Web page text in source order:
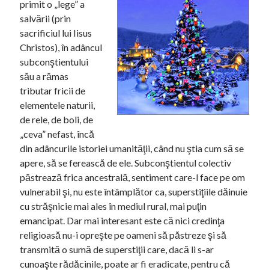
r
o
r
primit o „lege” a
salvării (prin
sacrificiul lui Iisus
Christos), în adâncul
subconştientului
său a rămas
tributar fricii de
elementele naturii,
de rele, de boli, de
„ceva” nefast, încă
din adâncurile istoriei umanităţii, când nu ştia cum să se
apere, să se ferească de ele. Subconştientul colectiv
păstrează frica ancestrală, sentiment care-l face pe om
vulnerabil şi, nu este întâmplător ca, superstiţiile dăinuie
cu străşnicie mai ales în mediul rural, mai puţin
emancipat. Dar mai interesant este că nici credinţa
religioasă nu-i opreşte pe oameni să păstreze şi să
transmită o sumă de superstiţii care, dacă li s-ar
cunoaşte rădăcinile, poate ar fi eradicate, pentru că